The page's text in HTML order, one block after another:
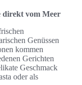
direkt vom Meer
Genüssen
kommen
Gerichten
Geschmack
oder als